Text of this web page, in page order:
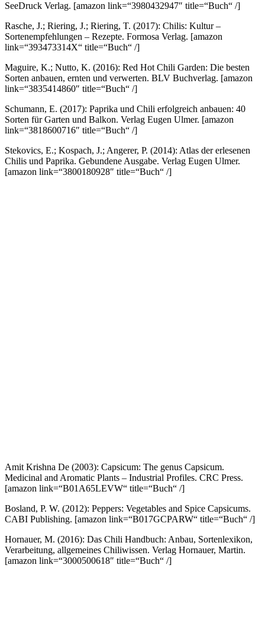
SeeDruck Verlag. [amazon link=“3980432947″ title=“Buch“ /]
Rasche, J.; Riering, J.; Riering, T. (2017): Chilis: Kultur –
Sortenempfehlungen – Rezepte. Formosa Verlag. [amazon
link=“393473314X“ title=“Buch“ /]
Maguire, K.; Nutto, K. (2016): Red Hot Chili Garden: Die besten
Sorten anbauen, ernten und verwerten. BLV Buchverlag. [amazon
link=“3835414860″ title=“Buch“ /]
Schumann, E. (2017): Paprika und Chili erfolgreich anbauen: 40
Sorten für Garten und Balkon. Verlag Eugen Ulmer. [amazon
link=“3818600716″ title=“Buch“ /]
Stekovics, E.; Kospach, J.; Angerer, P. (2014): Atlas der erlesenen
Chilis und Paprika. Gebundene Ausgabe. Verlag Eugen Ulmer.
[amazon link=“3800180928″ title=“Buch“ /]
Amit Krishna De (2003): Capsicum: The genus Capsicum.
Medicinal and Aromatic Plants – Industrial Profiles. CRC Press.
[amazon link=“B01A65LEVW“ title=“Buch“ /]
Bosland, P. W. (2012): Peppers: Vegetables and Spice Capsicums.
CABI Publishing. [amazon link=“B017GCPARW“ title=“Buch“ /]
Hornauer, M. (2016): Das Chili Handbuch: Anbau, Sortenlexikon,
Verarbeitung, allgemeines Chiliwissen. Verlag Hornauer, Martin.
[amazon link=“3000500618″ title=“Buch“ /]